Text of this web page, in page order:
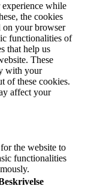
while
the cookies
on your browser
functionalities of
that help us
These
with your
of these cookies.
affect your
the website to
functionalities